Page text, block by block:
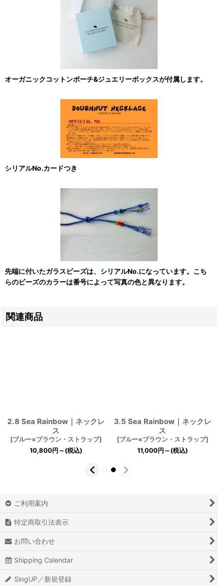
オーガニックコットンポーチ&ジュエリーボックスが付属します。
シリアルNo.カードつき
先端に付いたガラスビーズは、シリアルNo.になっています。こち
らのビーズのカラーは番号によって写真の色と異なります。
関連商品
2.8 Sea Rainbow｜ネックレ
ス
[ブルー×ブラウン・ストラップ]
10,800円～(税込)
3.5 Sea Rainbow｜ネックレ
ス
[ブルー×ブラウン・ストラップ]
11,000円～(税込)
ご利用案内
特定商取引法表示
お問い合わせ
Shipping Calendar
SingUP／新規登録